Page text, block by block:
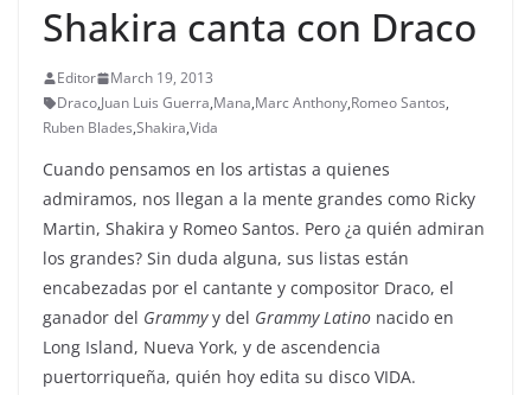
Shakira canta con Draco
Editor
March 19, 2013
Draco,Juan Luis Guerra,Mana,Marc Anthony,Romeo Santos,
Ruben Blades,Shakira,Vida
Cuando pensamos en los artistas a quienes
admiramos, nos llegan a la mente grandes como Ricky
Martin, Shakira y Romeo Santos. Pero ¿a quién admiran
los grandes? Sin duda alguna, sus listas están
encabezadas por el cantante y compositor Draco, el
ganador del Grammyy del Grammy Latino nacido en
Long Island, Nueva York, y de ascendencia
puertorriqueña, quién hoy edita su disco VIDA.